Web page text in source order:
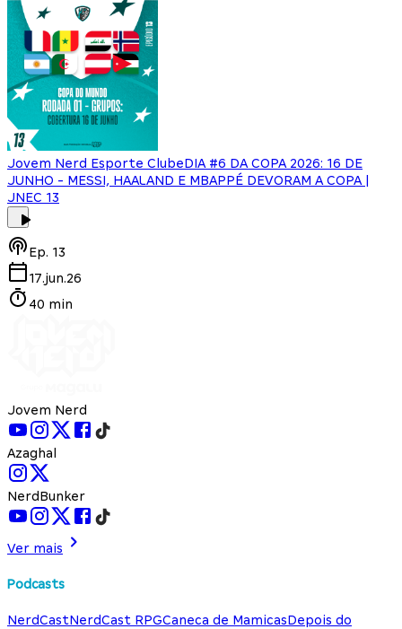
Jovem Nerd Esporte ClubeDIA #6 DA COPA 2026: 16 DE
JUNHO - MESSI, HAALAND E MBAPPÉ DEVORAM A COPA |
JNEC 13
Ep. 13
17.jun.26
40 min
Jovem Nerd
Azaghal
NerdBunker
Ver mais
Podcasts
NerdCastNerdCast RPGCaneca de MamicasDepois do